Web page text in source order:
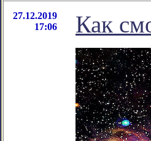
27.12.2019
17:06
Как